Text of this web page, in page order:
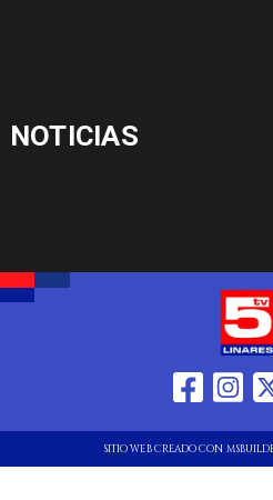
NOTICIAS
SITIO WEB CREADO CON